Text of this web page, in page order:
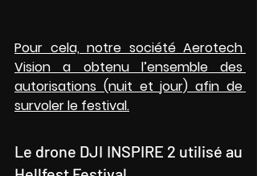
Pour cela, notre société Aerotech
Vision a obtenu l’ensemble des
autorisations (nuit et jour) afin de
survoler le festival.
Le drone DJI INSPIRE 2 utilisé au